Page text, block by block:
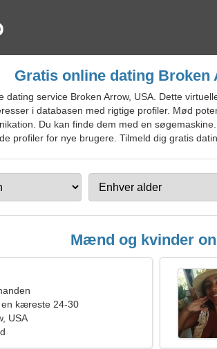
Gratis online dating Broken
dating service Broken Arrow, USA. Dette
i databasen med rigtige profiler. Mød
Du kan finde dem med en
profiler for nye brugere. Tilmeld dig gratis
Mænd og kvinder
kæreste 24-30
USA